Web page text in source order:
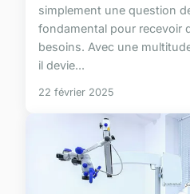
simplement une question
fondamental pour recevoir
besoins. Avec une
il devie...
22 février 2025